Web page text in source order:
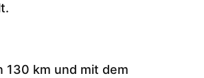
130 km und mit dem